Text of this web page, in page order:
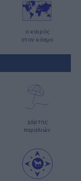
ο καιρός
στον κόσμο
χάρτης
παραλιών